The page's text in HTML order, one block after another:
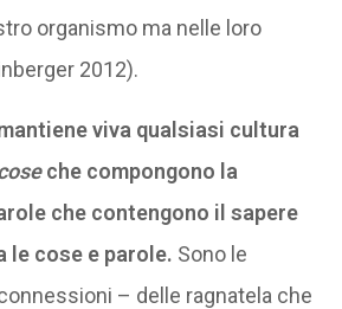
organismo ma nelle loro
2012).
viva qualsiasi cultura
che compongono la
che contengono il sapere
le cose e parole. Sono le
– delle ragnatela che